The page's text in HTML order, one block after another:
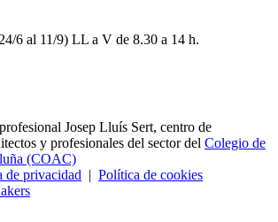
6 al 11/9) LL a V de 8.30 a 14 h.
Josep Lluís Sert, centro de
y profesionales del sector del Colegio de
(COAC)
de privacidad | Política de cookies